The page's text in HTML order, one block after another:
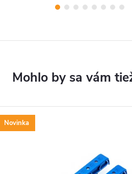
Novinka